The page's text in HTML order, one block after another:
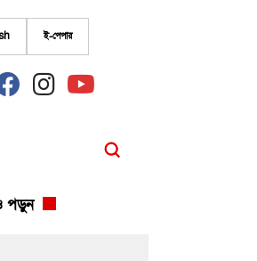
ই-পেপার
fab
fa-
fab
fa-
fab
fa-
পড়ুন